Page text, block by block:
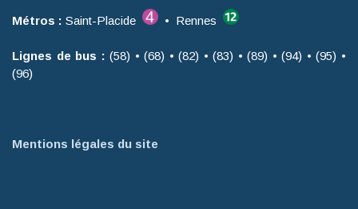
Métros : Saint-Placide • Rennes
Lignes de bus : (58) • (68) • (82) • (83) • (89) • (94) • (95) •
(96)
Mentions légales du site